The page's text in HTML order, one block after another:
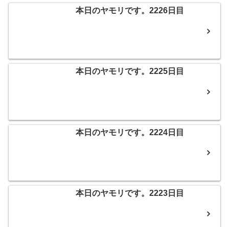
本日のヤモリです。2226日目
本日のヤモリです。2225日目
本日のヤモリです。2224日目
本日のヤモリです。2223日目